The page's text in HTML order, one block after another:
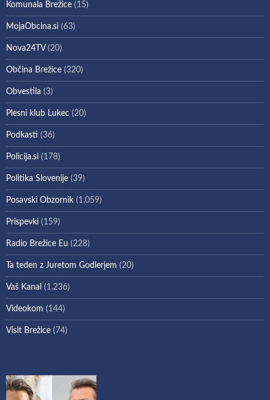
Komunala Brežice (15)
MojaObcina.si (63)
Nova24TV(20)
Občina Brežice (320)
Obvestila (3)
Plesni klub Lukec (20)
Podkasti (36)
Policija.si (178)
Politika Slovenije (39)
Posavski Obzornik (1.059)
Prispevki (159)
Radio Brežice Eu (228)
Ta teden z Juretom Godlerjem (20)
Vaš Kanal (1.236)
Videokom (144)
Visit Brežice (74)